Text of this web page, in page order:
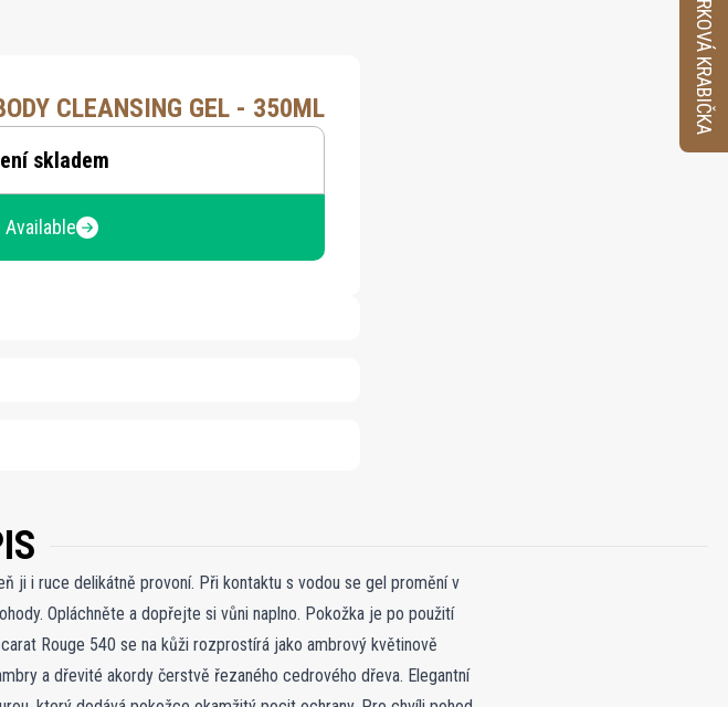
CLEANSING GEL - 350ML
skladem
ji i ruce delikátně provoní. Při kontaktu s vodou se gel promění v
Opláchněte a dopřejte si vůni naplno. Pokožka je po použití
Rouge 540 se na kůži rozprostírá jako ambrový květinově
a dřevité akordy čerstvě řezaného cedrového dřeva. Elegantní
VZORKOVÁ KRABIČKA